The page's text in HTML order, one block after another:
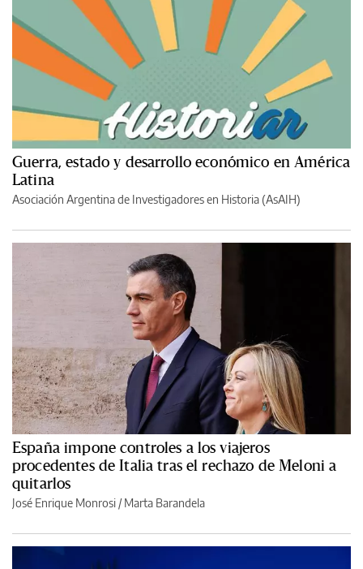
Guerra, estado y desarrollo económico en América
Latina
Asociación Argentina de Investigadores en Historia (AsAIH)
España impone controles a los viajeros
procedentes de Italia tras el rechazo de Meloni a
quitarlos
José Enrique Monrosi / Marta Barandela